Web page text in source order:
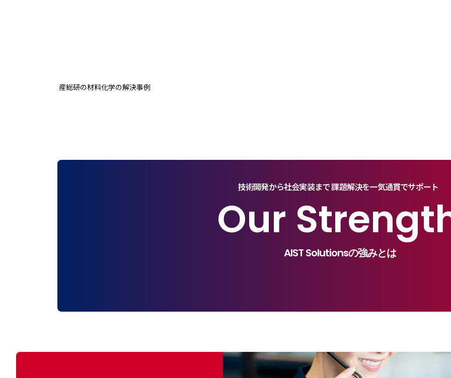
産総研の材料化学の解決事例
技術開発から社会実装まで課題解決を一気通貫でサポート
Our
AIST Solutionsの強みとは